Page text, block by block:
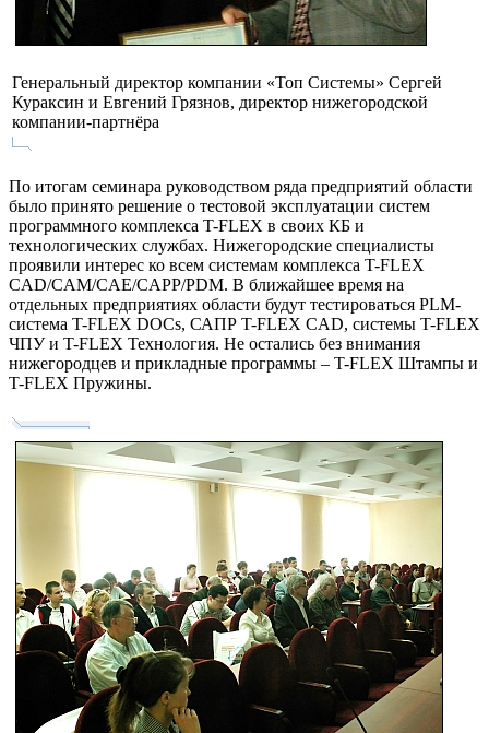
Генеральный директор компании «Топ Системы» Сергей
Кураксин и Евгений Грязнов, директор нижегородской
компании-партнёра
По итогам семинара руководством ряда предприятий области
было принято решение о тестовой эксплуатации систем
программного комплекса T-FLEX в своих КБ и
технологических службах. Нижегородские специалисты
проявили интерес ко всем системам комплекса T-FLEX
CAD/CAM/CAE/CAPP/PDM. В ближайшее время на
отдельных предприятиях области будут тестироваться PLM-
система T-FLEX DOCs, САПР T-FLEX CAD, системы T-FLEX
ЧПУ и T-FLEX Технология. Не остались без внимания
нижегородцев и прикладные программы – T-FLEX Штампы и
T-FLEX Пружины.